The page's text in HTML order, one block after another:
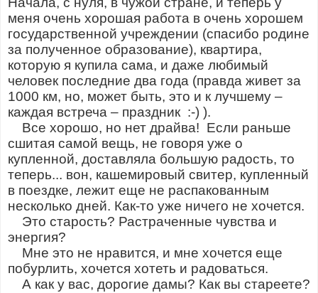
меня очень хорошая работа в очень хорошем
государственной учреждении (спасибо родине
за полученное образование), квартира,
которую я купила сама, и даже любимый
человек последние два года (правда живет за
1000 км, но, может быть, это и к лучшему –
каждая встреча – праздник :-) ).
Все хорошо, но нет драйва! Если раньше
сшитая самой вещь, не говоря уже о
купленной, доставляла большую радость, то
теперь... вон, кашемировый свитер, купленный
в поездке, лежит еще не распакованным
несколько дней. Как-то уже ничего не хочется.
Это старость? Растраченные чувства и
энергия?
Мне это не нравится, и мне хочется еще
побурлить, хочется хотеть и радоваться.
А как у вас, дорогие дамы? Как вы стареете?